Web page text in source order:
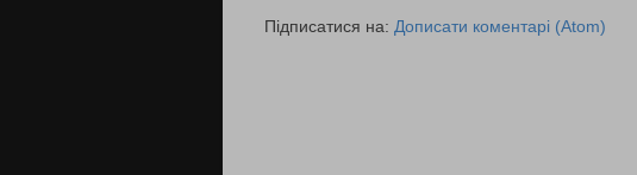
Підписатися на: Дописати коментарі (Atom)